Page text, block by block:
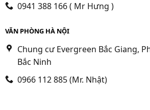
0941 388 166 ( Mr Hưng )
VĂN PHÒNG HÀ NỘI
Chung cư Evergreen Bắc Giang,
Bắc Ninh
0966 112 885 (Mr. Nhật)